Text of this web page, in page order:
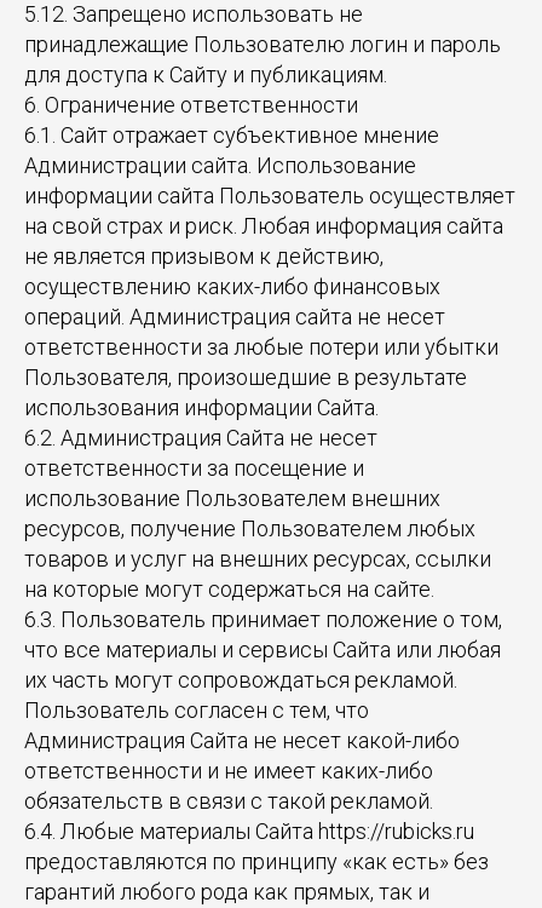
5.12. Запрещено использовать не
принадлежащие Пользователю логин и пароль
для доступа к Сайту и публикациям.
6. Ограничение ответственности
6.1. Сайт отражает субъективное мнение
Администрации сайта. Использование
информации сайта Пользователь осуществляет
на свой страх и риск. Любая информация сайта
не является призывом к действию,
осуществлению каких-либо финансовых
операций. Администрация сайта не несет
ответственности за любые потери или убытки
Пользователя, произошедшие в результате
использования информации Сайта.
6.2. Администрация Сайта не несет
ответственности за посещение и
использование Пользователем внешних
ресурсов, получение Пользователем любых
товаров и услуг на внешних ресурсах, ссылки
на которые могут содержаться на сайте.
6.3. Пользователь принимает положение о том,
что все материалы и сервисы Сайта или любая
их часть могут сопровождаться рекламой.
Пользователь согласен с тем, что
Администрация Сайта не несет какой-либо
ответственности и не имеет каких-либо
обязательств в связи с такой рекламой.
6.4. Любые материалы Сайта https://rubicks.ru
предоставляются по принципу «как есть» без
гарантий любого рода как прямых, так и